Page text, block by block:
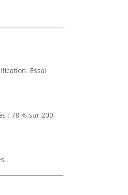
Essai
: 78 % sur 200